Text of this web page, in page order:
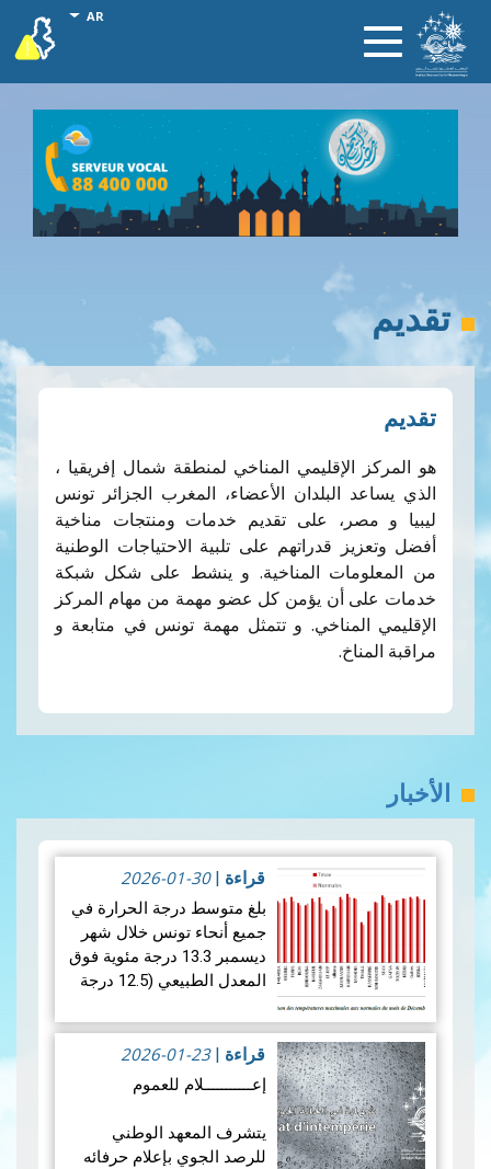
تجاوز
المحتوى
Toggle
navigation
AR
actions
vigilance
تقديم
تقديم
هو المركز الإقليمي المناخي لمنطقة شمال إفريقيا ،
الذي يساعد البلدان الأعضاء، المغرب الجزائر تونس
ليبيا و مصر، على تقديم خدمات ومنتجات مناخية
أفضل وتعزيز قدراتهم على تلبية الاحتياجات الوطنية
من المعلومات المناخية. و ينشط على شكل شبكة
خدمات على أن يؤمن كل عضو مهمة من مهام المركز
الإقليمي المناخي. و تتمثل مهمة تونس في متابعة و
مراقبة المناخ.
الأخبار
قراءة |
2026-01-30
بلغ متوسط ​​درجة الحرارة في
جميع أنحاء تونس خلال شهر
ديسمبر 13.3 درجة مئوية فوق
المعدل الطبيعي (12.5 درجة
كان أكثر دفئًا نسبيًا من
المتوسط. ويكشف تحليل…
قراءة المزيد
قراءة |
2026-01-23
إعـــــــــــلام للعموم
يتشرف المعهد الوطني
للرصد الجوي بإعلام حرفائه